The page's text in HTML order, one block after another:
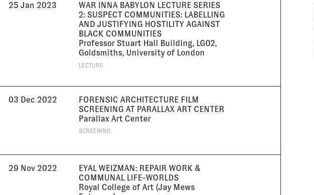
25 Jan 2023
WAR INNA BABYLON LECTURE SERIES
2: SUSPECT COMMUNITIES: LABELLING
AND JUSTIFYING HOSTILITY AGAINST
BLACK COMMUNITIES
Professor Stuart Hall Building, LG02,
Goldsmiths, University of London
LECTURE
03 Dec 2022
FORENSIC ARCHITECTURE FILM
SCREENING AT PARALLAX ART CENTER
Parallax Art Center
SCREENING
29 Nov 2022
EYAL WEIZMAN: REPAIR WORK &
COMMUNAL LIFE-WORLDS
Royal College of Art (Jay Mews